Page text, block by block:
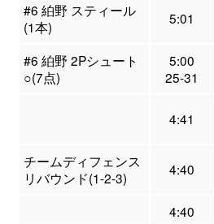
#6 絈野 スティール
(1本)
5:01
#6 絈野 2Pシュート
○(7点)
5:00
25-31
4:41
チームディフェンス
リバウンド(1-2-3)
4:40
4:40